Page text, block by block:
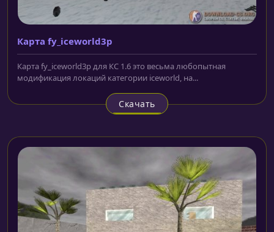
Карта fy_iceworld3p
Карта fy_iceworld3p для КС 1.6 это весьма любопытная
модификация локаций категории iceworld, на...
Скачать